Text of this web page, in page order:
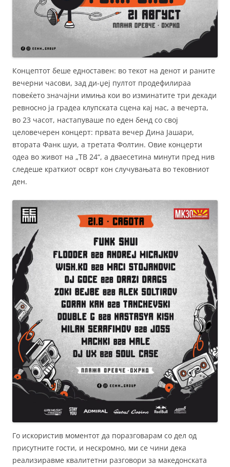
Концептот беше едноставен: во текот на денот и раните
вечерни часови, зад ди-џеј пултот продефилираа
повеќето значајни имиња кои во изминатите три декади
ревносно ја градеа клупската сцена кај нас, а вечерта,
во 23 часот, настапуваше по еден бенд со свој
целовечерен концерт: првата вечер Дина Јашари,
втората Фанк шуи, а третата Фолтин. Овие концерти
одеа во живот на „ТВ 24“, а дваесетина минути пред нив
следеше краткиот осврт кон случувањата во тековниот
ден.
Го искористив моментот да поразговарам со дел од
присутните гости, и нескромно, ми се чини дека
реализиравме квалитетни разговори за македонската